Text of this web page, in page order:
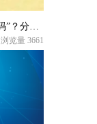
科普了，病理│如何读懂“基因密码”？分子病理报告现身说法
浏览量 3661